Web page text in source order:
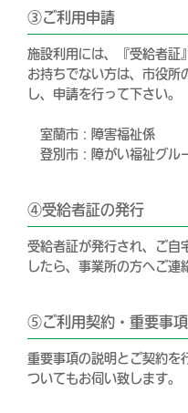
③ご利用申請
施設利用には、『受給者証
お持ちでない方は、市役所
し、申請を行って下さい。
室蘭市：障害福祉
登別市：障がい福祉グ
④受給者証の発行
受給者証が発行され、ご自
したら、事業所の方へご連
⑤ご利用契約・重要事
重要事項の説明とご契約を
ついてもお伺い致します。